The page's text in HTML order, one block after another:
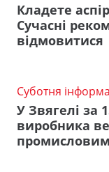
Кладете
Сучасні
відмовитися
Суботня
У Звягелі за
виробника